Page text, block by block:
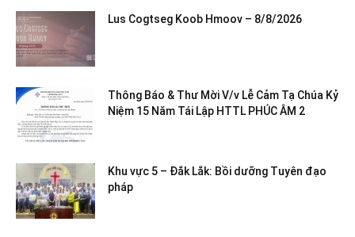
Lus Cogtseg Koob Hmoov – 8/8/2026
Thông Báo & Thư Mời V/v Lễ Cảm Tạ Chúa Kỷ
Niệm 15 Năm Tái Lập HTTL PHÚC ÂM 2
Khu vực 5 – Đắk Lắk: Bồi dưỡng Tuyên đạo
pháp